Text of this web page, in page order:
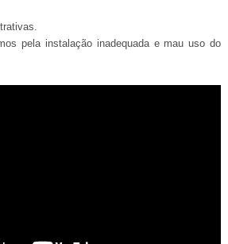
pela instalação inadequada e mau uso do